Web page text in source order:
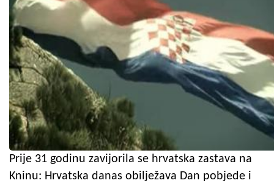
Prije 31 godinu zavijorila se hrvatska zastava na
Kninu: Hrvatska danas obilježava Dan pobjede i